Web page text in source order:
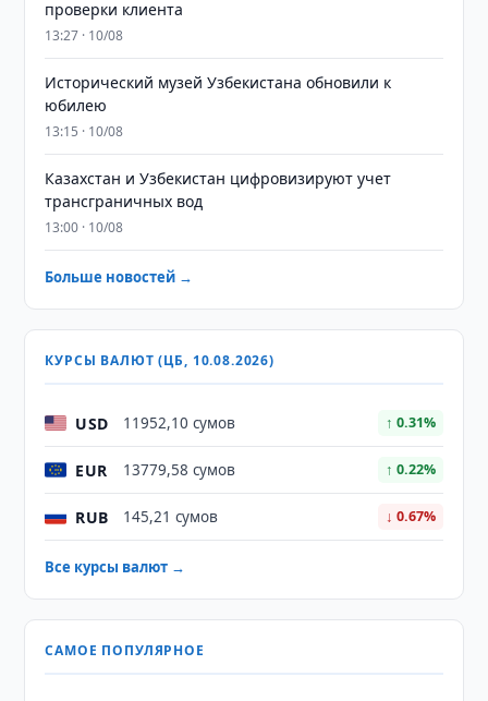
проверки клиента
13:27 · 10/08
Исторический музей Узбекистана обновили к
юбилею
13:15 · 10/08
Казахстан и Узбекистан цифровизируют учет
трансграничных вод
13:00 · 10/08
Больше новостей →
КУРСЫ ВАЛЮТ (ЦБ, 10.08.2026)
USD 11952,10 сумов ↑ 0.31%
EUR 13779,58 сумов ↑ 0.22%
RUB 145,21 сумов ↓ 0.67%
Все курсы валют →
САМОЕ ПОПУЛЯРНОЕ